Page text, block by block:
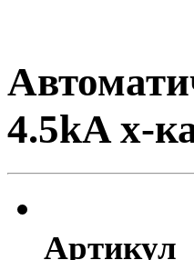
4.5kA х-
Артикул